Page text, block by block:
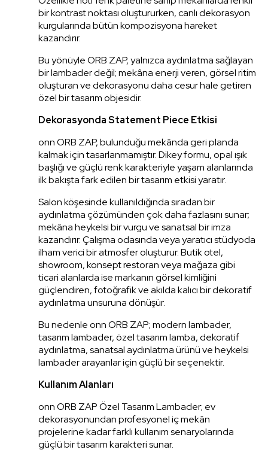
bir kontrast noktası oluştururken, canlı dekorasyon
kurgularında bütün kompozisyona hareket
kazandırır.
Bu yönüyle ORB ZAP, yalnızca aydınlatma sağlayan
bir lambader değil; mekâna enerji veren, görsel ritim
oluşturan ve dekorasyonu daha cesur hale getiren
özel bir tasarım objesidir.
Dekorasyonda Statement Piece Etkisi
onn ORB ZAP, bulunduğu mekânda geri planda
kalmak için tasarlanmamıştır. Dikey formu, opal ışık
başlığı ve güçlü renk karakteriyle yaşam alanlarında
ilk bakışta fark edilen bir tasarım etkisi yaratır.
Salon köşesinde kullanıldığında sıradan bir
aydınlatma çözümünden çok daha fazlasını sunar;
mekâna heykelsi bir vurgu ve sanatsal bir imza
kazandırır. Çalışma odasında veya yaratıcı stüdyoda
ilham verici bir atmosfer oluşturur. Butik otel,
showroom, konsept restoran veya mağaza gibi
ticari alanlarda ise markanın görsel kimliğini
güçlendiren, fotoğrafik ve akılda kalıcı bir dekoratif
aydınlatma unsuruna dönüşür.
Bu nedenle onn ORB ZAP; modern lambader,
tasarım lambader, özel tasarım lamba, dekoratif
aydınlatma, sanatsal aydınlatma ürünü ve heykelsi
lambader arayanlar için güçlü bir seçenektir.
Kullanım Alanları
onn ORB ZAP Özel Tasarım Lambader; ev
dekorasyonundan profesyonel iç mekân
projelerine kadar farklı kullanım senaryolarında
güçlü bir tasarım karakteri sunar.